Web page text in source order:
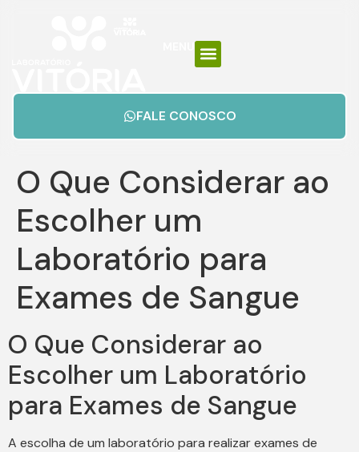
MENU
FALE CONOSCO
O Que Considerar ao
Escolher um
Laboratório para
Exames de Sangue
O Que Considerar ao
Escolher um Laboratório
para Exames de Sangue
A escolha de um laboratório para realizar exames de